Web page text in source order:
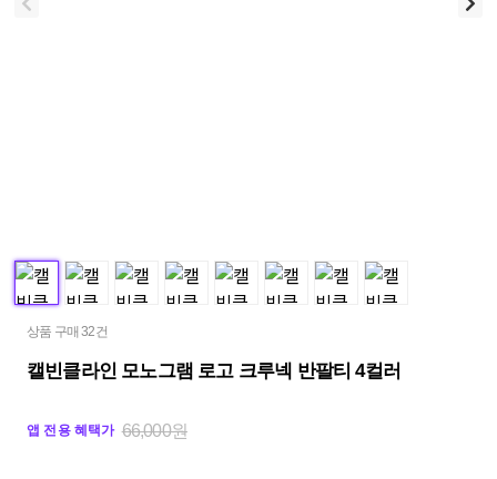
상품 구매 32건
캘빈클라인 모노그램 로고 크루넥 반팔티 4컬러
앱 전용 혜택가 66,000원